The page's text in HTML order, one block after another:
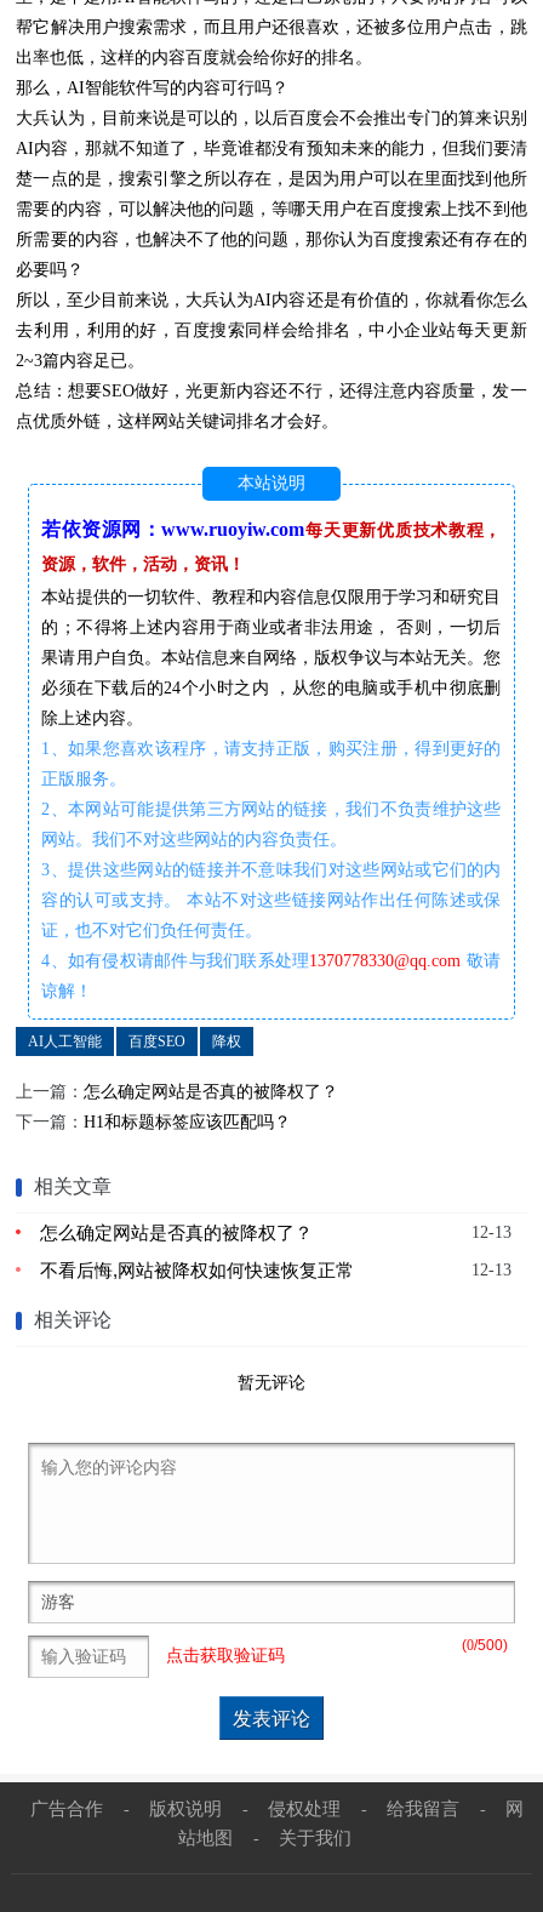
帮它解决用户搜索需求，而且用户还很喜欢，还被多位用户点击，跳
出率也低，这样的内容百度就会给你好的排名。
那么，AI智能软件写的内容可行吗？
大兵认为，目前来说是可以的，以后百度会不会推出专门的算来识别
AI内容，那就不知道了，毕竟谁都没有预知未来的能力，但我们要清
楚一点的是，搜索引擎之所以存在，是因为用户可以在里面找到他所
需要的内容，可以解决他的问题，等哪天用户在百度搜索上找不到他
所需要的内容，也解决不了他的问题，那你认为百度搜索还有存在的
必要吗？
所以，至少目前来说，大兵认为AI内容还是有价值的，你就看你怎么
去利用，利用的好，百度搜索同样会给排名，中小企业站每天更新
2~3篇内容足已。
总结：想要SEO做好，光更新内容还不行，还得注意内容质量，发一
点优质外链，这样网站关键词排名才会好。
本站说明
若依资源网：www.ruoyiw.com每天更新优质技术教程，
资源，软件，活动，资讯！
本站提供的一切软件、教程和内容信息仅限用于学习和研究目
的；不得将上述内容用于商业或者非法用途， 否则，一切后
果请用户自负。本站信息来自网络，版权争议与本站无关。您
必须在下载后的24个小时之内 ，从您的电脑或手机中彻底删
除上述内容。
1、如果您喜欢该程序，请支持正版，购买注册，得到更好的
正版服务。
2、本网站可能提供第三方网站的链接，我们不负责维护这些
网站。我们不对这些网站的内容负责任。
3、提供这些网站的链接并不意味我们对这些网站或它们的内
容的认可或支持。 本站不对这些链接网站作出任何陈述或保
证，也不对它们负任何责任。
4、如有侵权请邮件与我们联系处理1370778330@qq.com 敬请
谅解！
AI人工智能 百度SEO 降权
上一篇：怎么确定网站是否真的被降权了？
下一篇：H1和标题标签应该匹配吗？
相关文章
12-13
怎么确定网站是否真的被降权了？
12-13
不看后悔,网站被降权如何快速恢复正常
相关评论
暂无评论
(0/500)
点击获取验证码
广告合作 - 版权说明 - 侵权处理 - 给我留言 -
网
站地图
- 关于我们